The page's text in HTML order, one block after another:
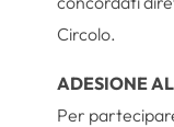
Circolo.
ADESIONE
Per